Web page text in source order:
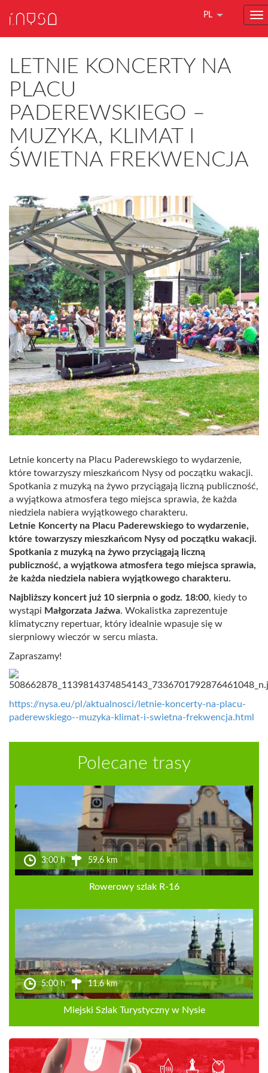
PL
LETNIE KONCERTY NA
PLACU
PADEREWSKIEGO –
MUZYKA, KLIMAT I
ŚWIETNA FREKWENCJA
Letnie koncerty na Placu Paderewskiego to wydarzenie,
które towarzyszy mieszkańcom Nysy od początku wakacji.
Spotkania z muzyką na żywo przyciągają liczną publiczność,
a wyjątkowa atmosfera tego miejsca sprawia, że każda
niedziela nabiera wyjątkowego charakteru.
Letnie Koncerty na Placu Paderewskiego to wydarzenie,
które towarzyszy mieszkańcom Nysy od początku wakacji.
Spotkania z muzyką na żywo przyciągają liczną
publiczność, a wyjątkowa atmosfera tego miejsca sprawia,
że każda niedziela nabiera wyjątkowego charakteru.
Najbliższy koncert już 10 sierpnia o godz. 18:00, kiedy to
wystąpi Małgorzata Jaźwa. Wokalistka zaprezentuje
klimatyczny repertuar, który idealnie wpasuje się w
sierpniowy wieczór w sercu miasta.
Zapraszamy!
https://nysa.eu/pl/aktualnosci/letnie-koncerty-na-placu-
paderewskiego--muzyka-klimat-i-swietna-frekwencja.html
Polecane trasy
3:00 h 59.6 km
Rowerowy szlak R-16
5:00 h 11.6 km
Miejski Szlak Turystyczny w Nysie